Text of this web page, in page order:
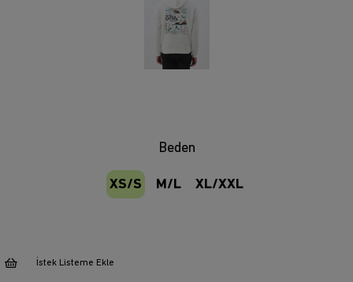
Beden
XS/S M/L XL/XXL
İstek Listeme Ekle